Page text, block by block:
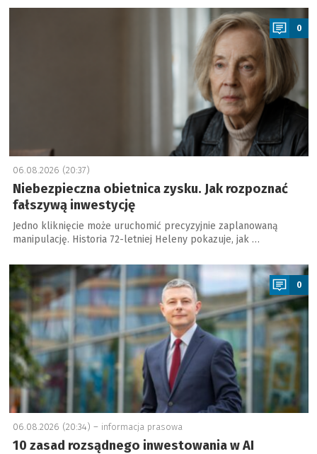
a
0
06.08.2026 (20:37)
Niebezpieczna obietnica zysku. Jak rozpoznać
fałszywą inwestycję
Jedno kliknięcie może uruchomić precyzyjnie zaplanowaną
manipulację. Historia 72-letniej Heleny pokazuje, jak …
a
0
06.08.2026 (20:34) – informacja prasowa
10 zasad rozsądnego inwestowania w AI